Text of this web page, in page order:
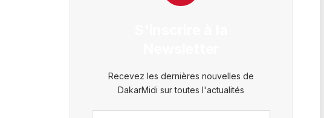
Recevez les dernières nouvelles de
DakarMidi sur toutes l'actualités